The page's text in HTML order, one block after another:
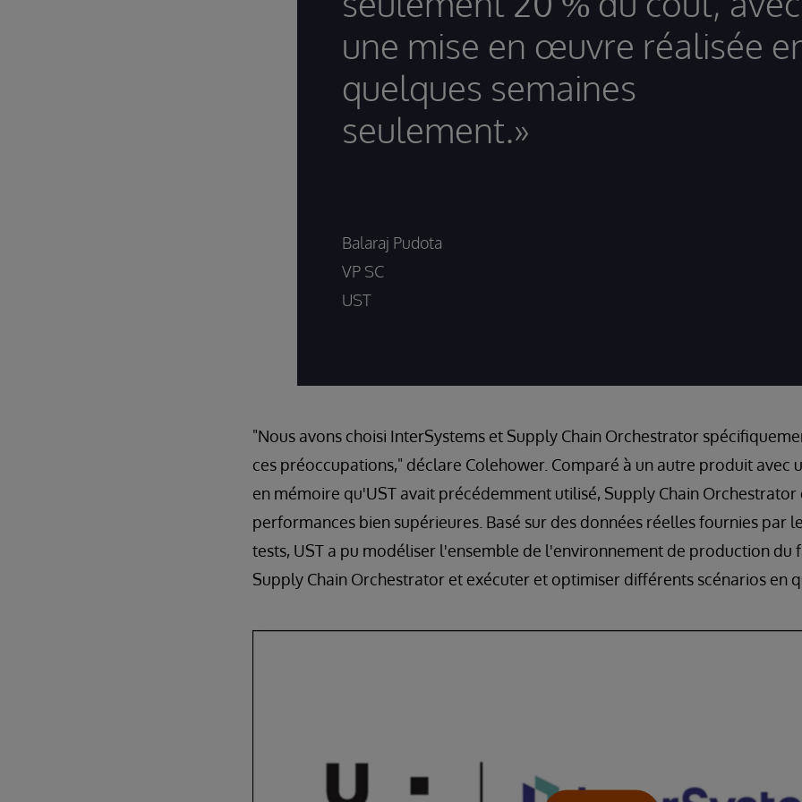
une mise en œuvre réalisée
quelques semaines
seulement.»
Balaraj Pudota
VP SC
UST
"Nous avons choisi InterSystems et Supply Chain Orchestrator
ces préoccupations," déclare Colehower. Comparé à un autre produit avec
en mémoire qu'UST avait précédemment utilisé, Supply Chain
performances bien supérieures. Basé sur des données réelles fournies par
tests, UST a pu modéliser l'ensemble de l'environnement de production du
Supply Chain Orchestrator et exécuter et optimiser différents scénarios en